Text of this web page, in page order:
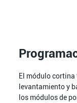
El módulo cortina
levantamiento y
los módulos de